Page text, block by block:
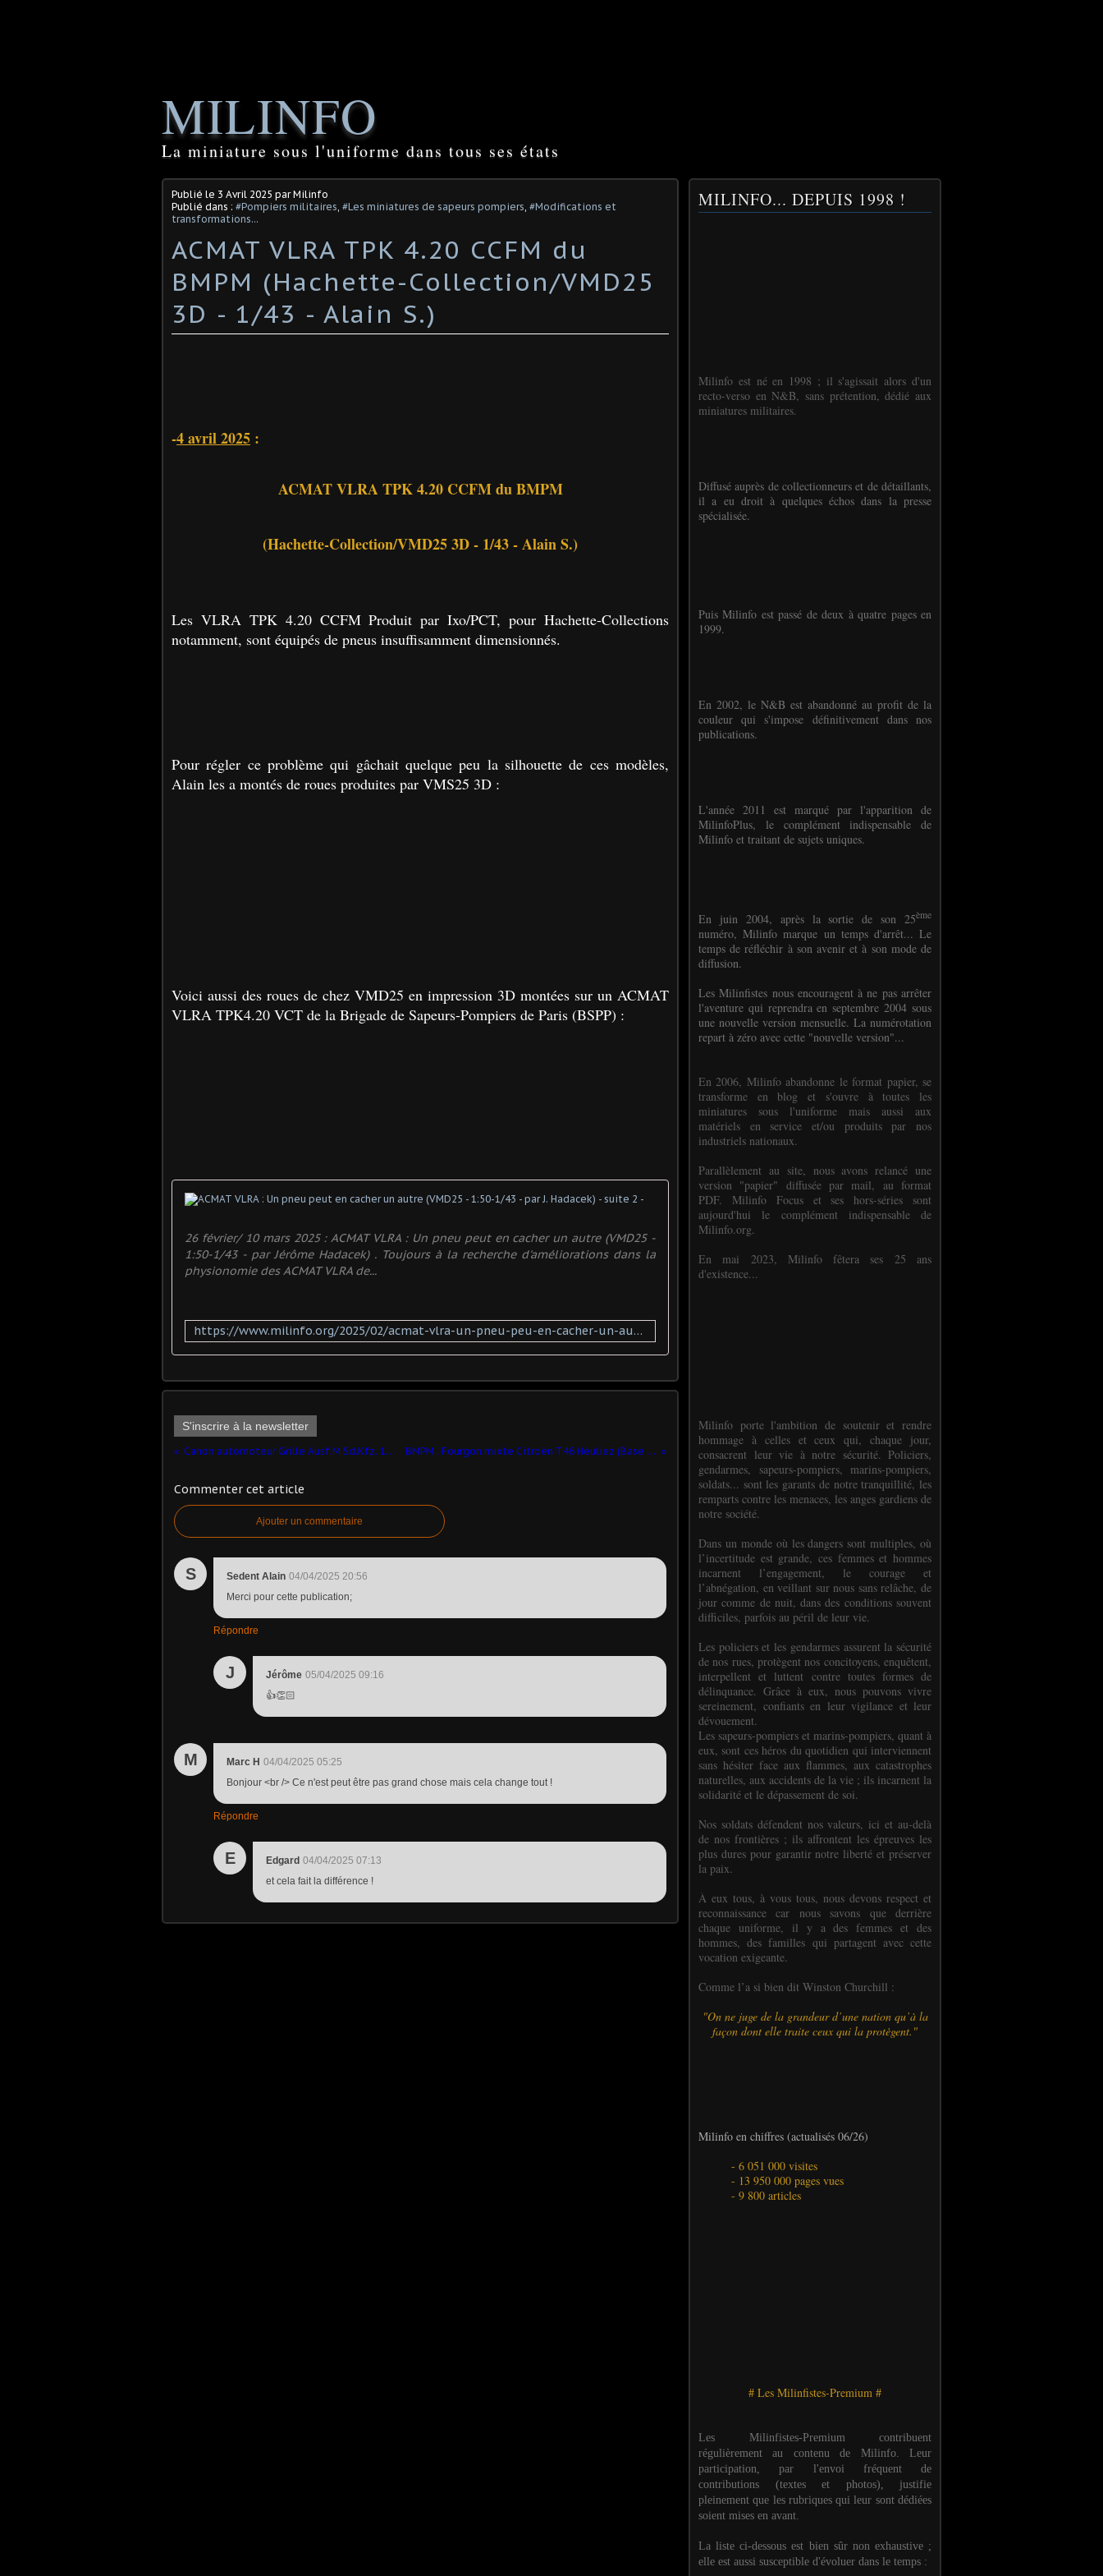
MILINFO
La miniature sous l'uniforme dans tous ses états
Publié le 3 Avril 2025 par Milinfo
Publié dans : #Pompiers militaires, #Les miniatures de sapeurs pompiers, #Modifications et
transformations...
ACMAT VLRA TPK 4.20 CCFM du
BMPM (Hachette-Collection/VMD25
3D - 1/43 - Alain S.)
-4 avril 2025 :
ACMAT VLRA TPK 4.20 CCFM du BMPM
(Hachette-Collection/VMD25 3D - 1/43 - Alain S.)
Les VLRA TPK 4.20 CCFM Produit par Ixo/PCT, pour Hachette-Collections
notamment, sont équipés de pneus insuffisamment dimensionnés.
Pour régler ce problème qui gâchait quelque peu la silhouette de ces modèles,
Alain les a montés de roues produites par VMS25 3D :
Voici aussi des roues de chez VMD25 en impression 3D montées sur un ACMAT
VLRA TPK4.20 VCT de la Brigade de Sapeurs-Pompiers de Paris (BSPP) :
ACMAT VLRA : Un pneu peut en cacher un autre (VMD25 - 1:50-1/
26 février/ 10 mars 2025 : ACMAT VLRA : Un pneu peut en cacher un autre (VMD25 -
1:50-1/43 - par Jérôme Hadacek) . Toujours à la recherche d'améliorations dans la
physionomie des ACMAT VLRA de...
https://www.milinfo.org/2025/02/acmat-vlra-un-pneu-peu-en-cacher-un-autre-vmd25-1-50-1/43-par-j.hadacek.html
S'inscrire à la newsletter
Canon automoteur Grille Ausf.M Sd.Kfz. 138/1 (Bases Altaya - 1/43 - par Hervé C.) ​ BMPM : Fourgon mixte Citroën T46 Heuliez (Base collection-presse -1/43 - par Daniel Bladjian) ​
Commenter cet article
Ajouter un commentaire
S Sedent Alain 04/04/2025 20:56
Merci pour cette publication;
Répondre
J Jérôme 05/04/2025 09:16
👍👏🏻
M Marc H 04/04/2025 05:25
Bonjour <br /> Ce n'est peut être pas grand chose mais cela change tout !
Répondre
E Edgard 04/04/2025 07:13
et cela fait la différence !
MILINFO... DEPUIS 1998 !
Milinfo est né en 1998 ; il s'agissait alors d'un
recto-verso en N&B, sans prétention, dédié aux
miniatures militaires.
Diffusé auprès de collectionneurs et de détaillants,
il a eu droit à quelques échos dans la presse
spécialisée.
Puis Milinfo est passé de deux à quatre pages en
1999.
En 2002, le N&B est abandonné au profit de la
couleur qui s'impose définitivement dans nos
publications.
L'année 2011 est marqué par l'apparition de
MilinfoPlus, le complément indispensable de
Milinfo et traitant de sujets uniques.
En juin 2004, après la sortie de son 25ème
numéro, Milinfo marque un temps d'arrêt... Le
temps de réfléchir à son avenir et à son mode de
diffusion.
Les Milinfistes nous encouragent à ne pas arrêter
l'aventure qui reprendra en septembre 2004 sous
une nouvelle version mensuelle. La numérotation
repart à zéro avec cette "nouvelle version"...
En 2006, Milinfo abandonne le format papier, se
transforme en blog et s'ouvre à toutes les
miniatures sous l'uniforme mais aussi aux
matériels en service et/ou produits par nos
industriels nationaux.
Parallèlement au site, nous avons relancé une
version "papier" diffusée par mail, au format
PDF. Milinfo Focus et ses hors-séries sont
aujourd'hui le complément indispensable de
Milinfo.org.
En mai 2023, Milinfo fêtera ses 25 ans
d'existence...
Milinfo porte l'ambition de soutenir et rendre
hommage à celles et ceux qui, chaque jour,
consacrent leur vie à notre sécurité. Policiers,
gendarmes, sapeurs-pompiers, marins-pompiers,
soldats... sont les garants de notre tranquillité, les
remparts contre les menaces, les anges gardiens de
notre société.
Dans un monde où les dangers sont multiples, où
l’incertitude est grande, ces femmes et hommes
incarnent l’engagement, le courage et
l’abnégation, en veillant sur nous sans relâche, de
jour comme de nuit, dans des conditions souvent
difficiles, parfois au péril de leur vie.
Les policiers et les gendarmes assurent la sécurité
de nos rues, protègent nos concitoyens, enquêtent,
interpellent et luttent contre toutes formes de
délinquance. Grâce à eux, nous pouvons vivre
sereinement, confiants en leur vigilance et leur
dévouement.
Les sapeurs-pompiers et marins-pompiers, quant à
eux, sont ces héros du quotidien qui interviennent
sans hésiter face aux flammes, aux catastrophes
naturelles, aux accidents de la vie ; ils incarnent la
solidarité et le dépassement de soi.
Nos soldats défendent nos valeurs, ici et au-delà
de nos frontières ; ils affrontent les épreuves les
plus dures pour garantir notre liberté et préserver
la paix.
À eux tous, à vous tous, nous devons respect et
reconnaissance car nous savons que derrière
chaque uniforme, il y a des femmes et des
hommes, des familles qui partagent avec cette
vocation exigeante.
Comme l’a si bien dit Winston Churchill :
"On ne juge de la grandeur d’une nation qu’à la
façon dont elle traite ceux qui la protègent."
Milinfo en chiffres (actualisés 06/26)
- 6 051 000 visites
- 13 950 000 pages vues
- 9 800 articles
# Les Milinfistes-Premium #
Les Milinfistes-Premium contribuent
régulièrement au contenu de Milinfo. Leur
participation, par l'envoi fréquent de
contributions (textes et photos), justifie
pleinement que les rubriques qui leur sont dédiées
soient mises en avant.
La liste ci-dessous est bien sûr non exhaustive ;
elle est aussi susceptible d'évoluer dans le temps :